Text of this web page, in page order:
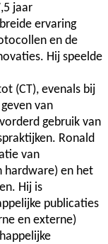
jaar
ervaring
en de
Hij speelde
(CT), evenals bij
van
gebruik van
Ronald
van
hardware) en het
Hij is
publicaties
en externe)